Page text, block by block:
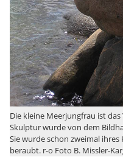
Die kleine Meerjungfrau ist
Skulptur wurde von dem
Sie wurde schon zweimal
beraubt. r-o Foto B. Missler-